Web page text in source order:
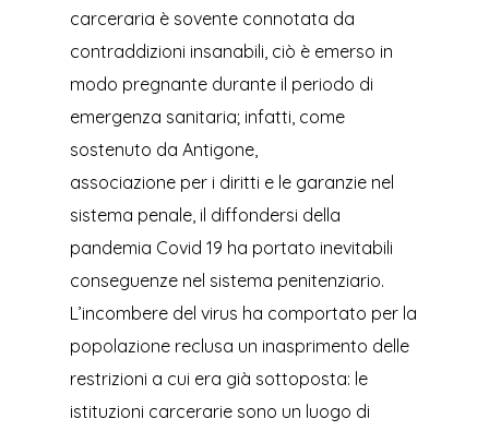
carceraria è sovente connotata da
contraddizioni insanabili, ciò è emerso in
modo pregnante durante il periodo di
emergenza sanitaria; infatti, come
sostenuto da Antigone,
associazione per i diritti e le garanzie nel
sistema penale, il diffondersi della
pandemia Covid 19 ha portato inevitabili
conseguenze nel sistema penitenziario.
L’incombere del virus ha comportato per la
popolazione reclusa un inasprimento delle
restrizioni a cui era già sottoposta: le
istituzioni carcerarie sono un luogo di